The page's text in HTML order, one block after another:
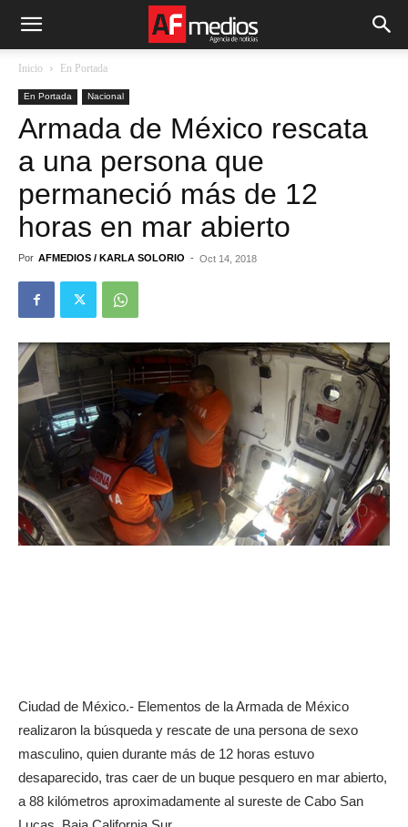
Inicio En Portada
En Portada Nacional
Armada de México rescata
a una persona que
permaneció más de 12
horas en mar abierto
Por AFMEDIOS / KARLA SOLORIO - Oct 14, 2018
Ciudad de México.- Elementos de la Armada de México
realizaron la búsqueda y rescate de una persona de sexo
masculino, quien durante más de 12 horas estuvo
desaparecido, tras caer de un buque pesquero en mar abierto,
a 88 kilómetros aproximadamente al sureste de Cabo San